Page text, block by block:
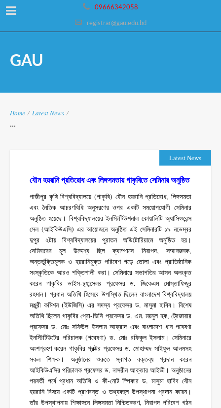
09666342058
registrar@gau.edu.bd
GAU
Home / Latest News /
...
Latest News
যৌন হয়রানি প্রতিরোধ এবং লিঙ্গসমতায় গাকৃবিতে সেমিনার অনুষ্ঠিত
গাজীপুর কৃষি বিশ্ববিদ্যালয়ে (গাকৃবি) যৌন হয়রানি প্রতিরোধ, লিঙ্গসমতা
এবং নৈতিক আচরণবিধি অনুসরণের ওপর একটি সময়োপযোগী সেমিনার
অনুষ্ঠিত হয়েছে। বিশ্ববিদ্যালয়ের ইনস্টিটিউশনাল কোয়ালিটি অ্যাসিওরেন্স
সেল (আইকিউএসি) এর আয়োজনে অনুষ্ঠিত এই সেমিনারটি ১৯ নভেম্বর
দুপুর ২টায় বিশ্ববিদ্যালয়ের পুরাতন অডিটোরিয়ামে অনুষ্ঠিত হয়।
সেমিনারের মূল উদ্দেশ্য ছিল ক্যাম্পাসে নিরাপদ, সম্মানজনক,
অন্তর্ভুক্তিমূলক ও হয়রানিমুক্ত পরিবেশ গড়ে তোলা এবং প্রাতিষ্ঠানিক
সংস্কৃতিকে আরও শক্তিশালী করা। সেমিনারে সভাপতির আসন অলংকৃত
করেন গাকৃবির ভাইস-চ্যান্সেলর প্রফেসর ড. জিকেএম মোস্তাফিজুর
রহমান। প্রধান অতিথি হিসেবে উপস্থিত ছিলেন বাংলাদেশ বিশ্ববিদ্যালয়
মঞ্জুরী কমিশন (ইউজিসি) এর সদস্য প্রফেসর ড. মাসুমা হাবিব। বিশেষ
অতিথি ছিলেন গাকৃবির প্রো-ভিসি প্রফেসর ড. এম. ময়নুল হক, ট্রেজারার
প্রফেসর ড. মোঃ সফিউল ইসলাম আফ্রাদ এবং বাংলাদেশ ধান গবেষণা
ইনস্টিটিউটের পরিচালক (গবেষণা) ড. মোঃ রফিকুল ইসলাম। সেমিনারে
অংশগ্রহণ করেন গাকৃবির প্রক্টর প্রফেসর ড. মোহাম্মদ সাইফুল আলমসহ
সকল শিক্ষক। অনুষ্ঠানের শুরুতে স্বাগত বক্তব্য প্রদান করেন
আইকিউএসির পরিচালক প্রফেসর ড. নাসরীন আক্তার আইভী। অনুষ্ঠানের
পরবর্তী পর্বে প্রধান অতিথি ও কী-নোট স্পিকার ড. মাসুমা হাবিব যৌন
হয়রানি বিষয়ে একটি প্রাণবন্ত ও তথ্যবহুল উপস্থাপনা প্রদান করেন।
তাঁর উপস্থাপনায় শিক্ষাঙ্গনে লিঙ্গসমতা নিশ্চিতকরণ, নিরাপদ পরিবেশ গঠন